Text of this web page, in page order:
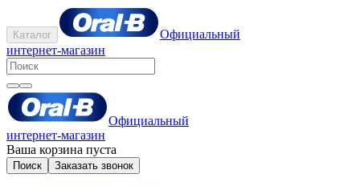
Каталог
Официальный
интернет-магазин
Официальный
интернет-магазин
Ваша корзина пуста
Поиск Заказать звонок